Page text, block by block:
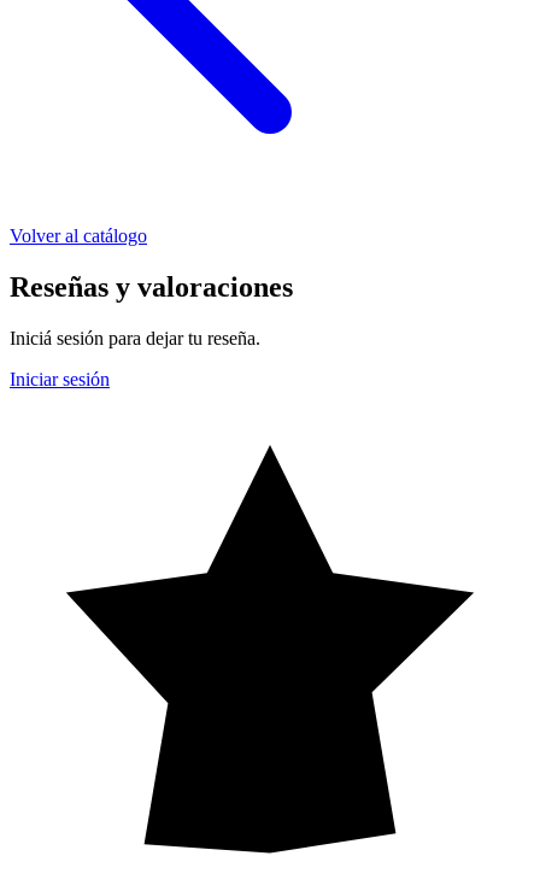
Volver al catálogo
Reseñas y valoraciones
Iniciá sesión para dejar tu reseña.
Iniciar sesión